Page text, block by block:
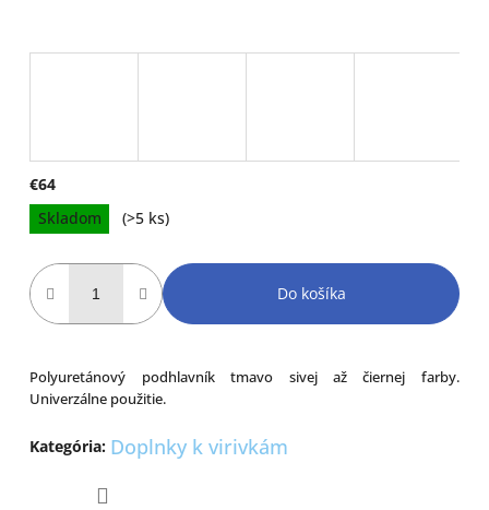
€64
Jednotková
cena:
Skladom (>5 ks)
Do košíka
Polyuretánový podhlavník tmavo sivej až čiernej farby.
Univerzálne použitie.
Kategória: Doplnky k virivkám